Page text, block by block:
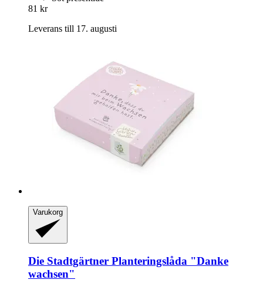
81 kr
Leverans till 17. augusti
Varukorg
Die Stadtgärtner Planteringslåda "Danke
wachsen"